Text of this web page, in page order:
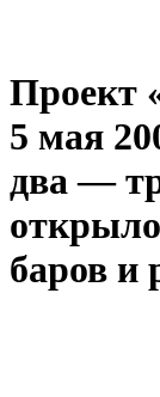
Проект
5 мая
два —
баров и